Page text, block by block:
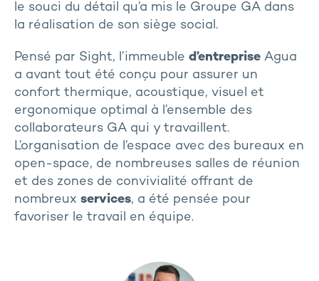
le souci du détail qu’a mis le Groupe GA dans
la réalisation de son siège social.
Pensé par Sight, l’immeuble d’entreprise Agua
a avant tout été conçu pour assurer un
confort thermique, acoustique, visuel et
ergonomique optimal à l’ensemble des
collaborateurs GA qui y travaillent.
L’organisation de l’espace avec des bureaux en
open-space, de nombreuses salles de réunion
et des zones de convivialité offrant de
nombreux services, a été pensée pour
favoriser le travail en équipe.